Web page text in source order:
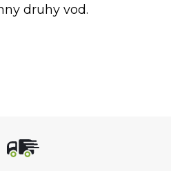
druhy vod.